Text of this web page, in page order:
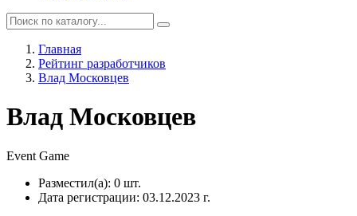
Главная
Рейтинг разработчиков
Влад Московцев
Влад Московцев
Event Game
Разместил(а): 0 шт.
Дата регистрации: 03.12.2023 г.